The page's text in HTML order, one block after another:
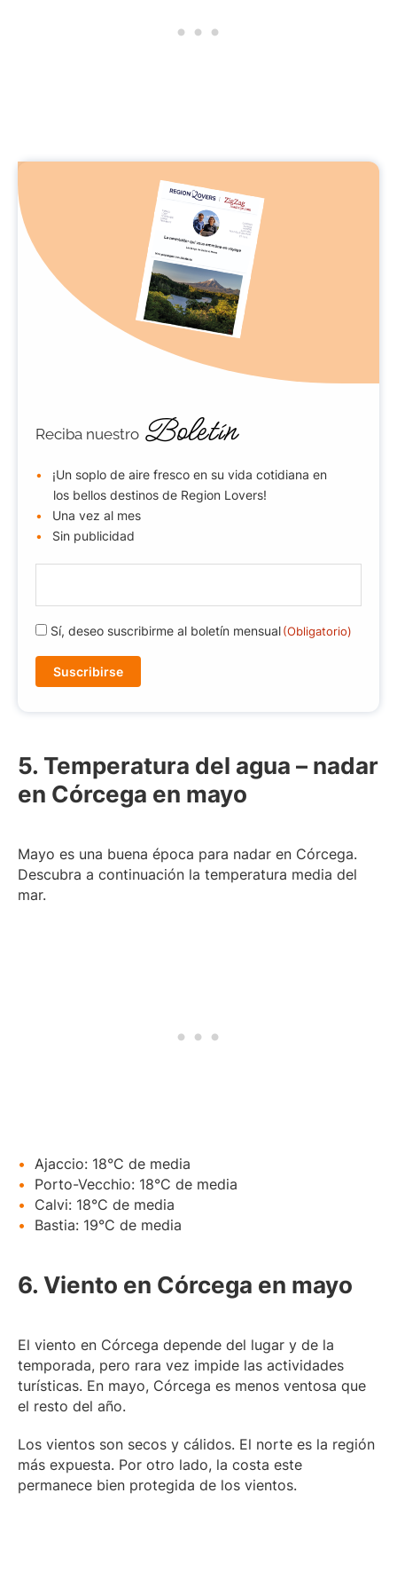
Reciba nuestro Boletín
¡Un soplo de aire fresco en su vida cotidiana en
los bellos destinos de Region Lovers!
Una vez al mes
Sin publicidad
a
i
a
ri
o
)
R
D
i
t
o
r
Sí, deseo suscribirme al boletín mensual(Obligatorio)
5. Temperatura del agua – nadar
en Córcega en mayo
Mayo es una buena época para nadar en Córcega.
Descubra a continuación la temperatura media del
mar.
Ajaccio: 18°C de media
Porto-Vecchio: 18°C de media
Calvi: 18°C de media
Bastia: 19°C de media
6. Viento en Córcega en mayo
El viento en Córcega depende del lugar y de la
temporada, pero rara vez impide las actividades
turísticas. En mayo, Córcega es menos ventosa que
el resto del año.
Los vientos son secos y cálidos. El norte es la región
más expuesta. Por otro lado, la costa este
permanece bien protegida de los vientos.